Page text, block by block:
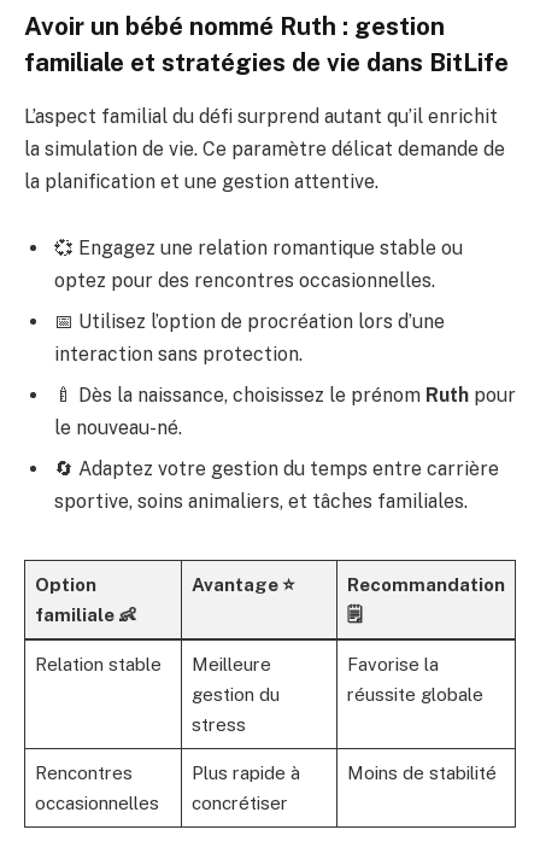
Avoir un bébé nommé Ruth : gestion
familiale et stratégies de vie dans BitLife
L’aspect familial du défi surprend autant qu’il enrichit
la simulation de vie. Ce paramètre délicat demande de
la planification et une gestion attentive.
💞 Engagez une relation romantique stable ou
optez pour des rencontres occasionnelles.
📅 Utilisez l’option de procréation lors d’une
interaction sans protection.
🍼 Dès la naissance, choisissez le prénom Ruth pour
le nouveau-né.
🔄 Adaptez votre gestion du temps entre carrière
sportive, soins animaliers, et tâches familiales.
Option
familiale 👶
Avantage ⭐
Recommandation
🗒️
Relation stable
Meilleure
gestion du
stress
Favorise la
réussite globale
Rencontres
occasionnelles
Plus rapide à
concrétiser
Moins de stabilité